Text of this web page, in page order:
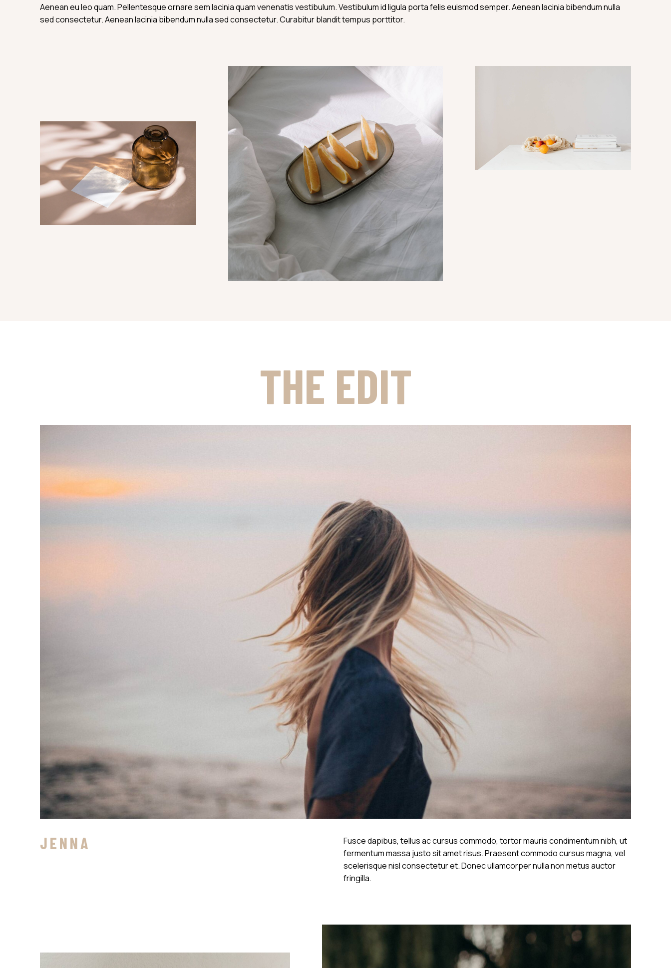
Aenean eu leo quam. Pellentesque ornare sem lacinia quam venenatis vestibulum. Vestibulum id ligula porta felis euismod semper. Aenean lacinia bibendum nulla
sed consectetur. Aenean lacinia bibendum nulla sed consectetur. Curabitur blandit tempus porttitor.
THE EDIT
JENNA
Fusce dapibus, tellus ac cursus commodo, tortor mauris condimentum nibh, ut
fermentum massa justo sit amet risus. Praesent commodo cursus magna, vel
scelerisque nisl consectetur et. Donec ullamcorper nulla non metus auctor
fringilla.